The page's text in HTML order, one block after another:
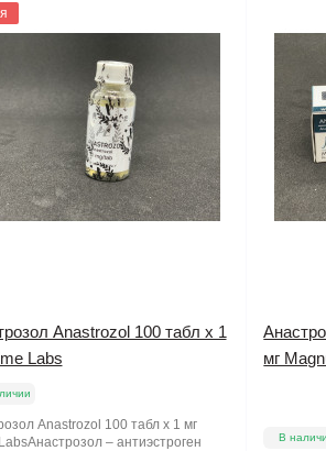
Anastrozol 100 табл х 1
Labs
Anastrozol 100 табл х 1 мг
– антиэстроген
мг
В